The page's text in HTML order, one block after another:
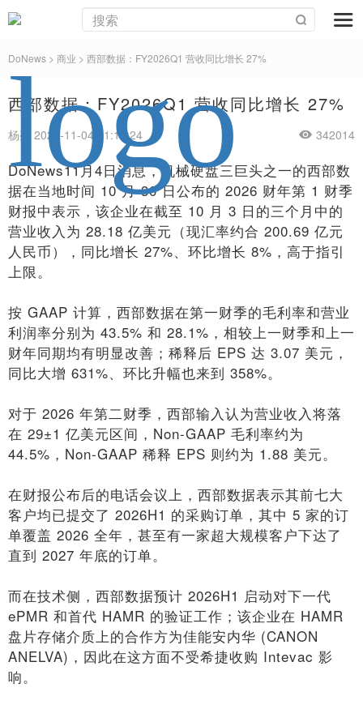
DoNews > 商业 > 西部数据：FY2026Q1 营收同比增长 27%
西部数据：FY2026Q1 营收同比增长 27%
杨亮 2025-11-04 11:13:24 342014
DoNews11月4日消息，机械硬盘三巨头之一的西部数
据在当地时间 10 月 30 日公布的 2026 财年第 1 财季
财报中表示，该企业在截至 10 月 3 日的三个月中的
营业收入为 28.18 亿美元（现汇率约合 200.69 亿元
人民币），同比增长 27%、环比增长 8%，高于指引
上限。
按 GAAP 计算，西部数据在第一财季的毛利率和营业
利润率分别为 43.5% 和 28.1%，相较上一财季和上一
财年同期均有明显改善；稀释后 EPS 达 3.07 美元，
同比大增 631%、环比升幅也来到 358%。
对于 2026 年第二财季，西部输入认为营业收入将落
在 29±1 亿美元区间，Non-GAAP 毛利率约为
44.5%，Non-GAAP 稀释 EPS 则约为 1.88 美元。
在财报公布后的电话会议上，西部数据表示其前七大
客户均已提交了 2026H1 的采购订单，其中 5 家的订
单覆盖 2026 全年，甚至有一家超大规模客户下达了
直到 2027 年底的订单。
而在技术侧，西部数据预计 2026H1 启动对下一代
ePMR 和首代 HAMR 的验证工作；该企业在 HAMR
盘片存储介质上的合作方为佳能安内华 (CANON
ANELVA)，因此在这方面不受希捷收购 Intevac 影
响。